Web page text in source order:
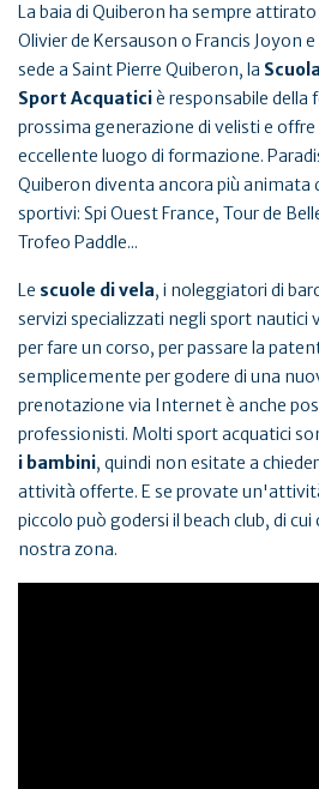
La baia di Quiberon ha sempre attirato
Olivier de Kersauson o Francis Joyon
sede a Saint Pierre Quiberon, la
Sport Acquaticiè responsabile della
prossima generazione di velisti e
eccellente luogo di formazione.
Quiberon diventa ancora più animata
sportivi: Spi Ouest France, Tour de
Trofeo Paddle...
Le scuole di vela, i noleggiatori di
servizi specializzati negli sport
per fare un corso, per passare la
semplicemente per godere di una
prenotazione via Internet è anche
professionisti. Molti sport acquatici
i bambini, quindi non esitate a
attività offerte. E se provate
piccolo può godersi il beach club, di
nostra zona.